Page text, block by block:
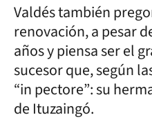
Valdés también
renovación, a pesar
años y piensa ser el
sucesor que, según
“in pectore”: su
de Ituzaingó.